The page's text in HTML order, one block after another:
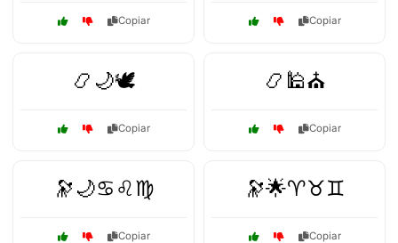
Copiar Copiar
📿🌙🕊️
Copiar
📿🕌⛪
Copiar
🔭🌙♋♌♍
Copiar
🔭🌟♈♉♊
Copiar